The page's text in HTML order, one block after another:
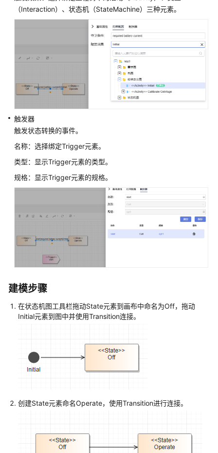
（Interaction）、状态机（StateMachine）三种元素。
触发器
触发状态转换的事件。
名称：选择绑定Trigger元素。
类型：显示Trigger元素的类型。
规格：显示Trigger元素的规格。
建模步骤
在状态机图工具栏拖动State元素到画布中命名为Off，拖动
Initial元素到图中并使用Transition连接。
创建State元素命名Operate，使用Transition进行连接。